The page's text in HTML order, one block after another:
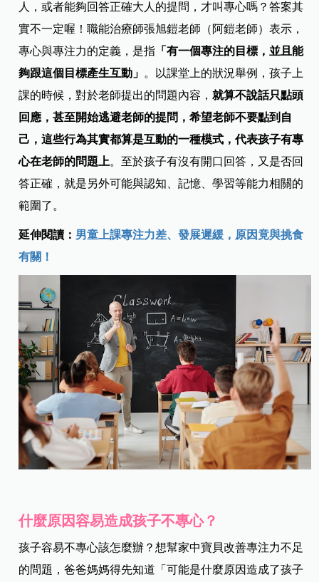
人，或者能夠回答正確大人的提問，才叫專心嗎？答案其
實不一定喔！職能治療師張旭鎧老師（阿鎧老師）表示，
專心與專注力的定義，是指 「有一個專注的目標，並且能
夠跟這個目標產生互動」 。以課堂上的狀況舉例，孩子上
課的時候，對於老師提出的問題內容，就算不說話只點頭
回應，甚至開始逃避老師的提問，希望老師不要點到自
己，這些行為其實都算是互動的一種模式，代表孩子有專
心在老師的問題上。至於孩子有沒有開口回答，又是否回
答正確，就是另外可能與認知、記憶、學習等能力相關的
範圍了。
延伸閱讀： 男童上課專注力差、發展遲緩，原因竟與挑食
有關！
什麼原因容易造成孩子不專心？
孩子容易不專心該怎麼辦？想幫家中寶貝改善專注力不足
的問題，爸爸媽媽得先知道「可能是什麼原因造成了孩子